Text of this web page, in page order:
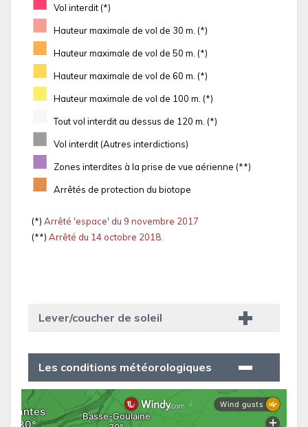
Vol interdit (*)
■ Hauteur maximale de vol de 30 m. (*)
■ Hauteur maximale de vol de 50 m. (*)
■ Hauteur maximale de vol de 60 m. (*)
■ Hauteur maximale de vol de 100 m. (*)
Tout vol interdit au dessus de 120 m. (*)
■ Vol interdit (Autres interdictions)
■ Zones interdites à la prise de vue aérienne (**)
■ Arrêtés de protection du biotope
(*) Arrêté 'espace' du 9 novembre 2017
(**) Arrêté du 14 octobre 2018.
Lever/coucher de soleil
Les conditions météorologiques